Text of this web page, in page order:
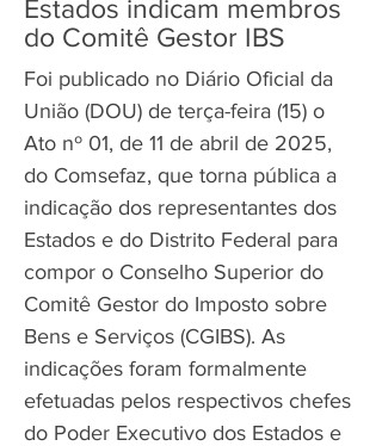
Estados indicam membros
do Comitê Gestor IBS
Foi publicado no Diário Oficial da
União (DOU) de terça-feira (15) o
Ato nº 01, de 11 de abril de 2025,
do Comsefaz, que torna pública a
indicação dos representantes dos
Estados e do Distrito Federal para
compor o Conselho Superior do
Comitê Gestor do Imposto sobre
Bens e Serviços (CGIBS). As
indicações foram formalmente
efetuadas pelos respectivos chefes
do Poder Executivo dos Estados e